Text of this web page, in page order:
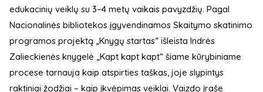
edukacinių veiklų su 3–4 metų vaikais pavyzdžių. Pagal
Nacionalinės bibliotekos įgyvendinamos Skaitymo skatinimo
programos projektą „Knygų startas“ išleista Indrės
Zalieckienės knygelė „Kapt kapt kapt“ šiame kūrybiniame
procese tarnauja kaip atspirties taškas, joje slypintys
raktiniai žodžiai – kaip įkvėpimas veiklai. Vaizdo įraše